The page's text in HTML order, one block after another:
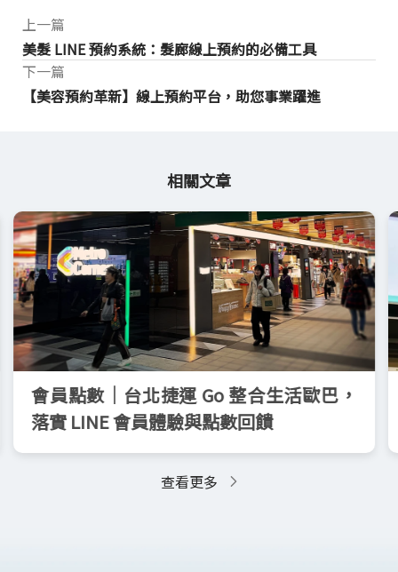
上一篇
美髮 LINE 預約系統：髮廊線上預約的必備工具
【美容預約革新】線上預約平台，助您事業躍進
下一篇
相關文章
會員點數｜台北捷運 Go 整合生活歐巴，
落實 LINE 會員體驗與點數回饋
查看更多